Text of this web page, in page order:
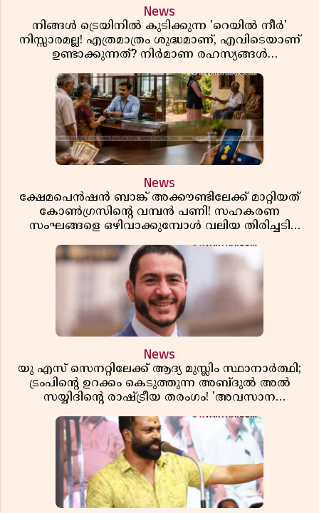
News
നിങ്ങൾ ട്രെയിനിൽ കുടിക്കുന്ന 'റെയിൽ നീർ'
നിസ്സാരമല്ല! എത്രമാത്രം ശുദ്ധമാണ്, എവിടെയാണ്
ഉണ്ടാക്കുന്നത്? നിർമാണ രഹസ്യങ്ങൾ
News
ക്ഷേമപെൻഷൻ ബാങ്ക് അക്കൗണ്ടിലേക്ക് മാറ്റിയത്
കോൺഗ്രസിന്റെ വമ്പൻ പണി! സഹകരണ
സംഘങ്ങളെ ഒഴിവാക്കുമ്പോൾ വലിയ തിരിച്ചടി
News
യു എസ് സെനറ്റിലേക്ക് ആദ്യ മുസ്ലിം സ്ഥാനാർത്ഥി;
ട്രംപിന്റെ ഉറക്കം കെടുത്തുന്ന അബ്ദുൽ അൽ
സയ്യിദിന്റെ രാഷ്ട്രീയ തരംഗം! 'അവസാന